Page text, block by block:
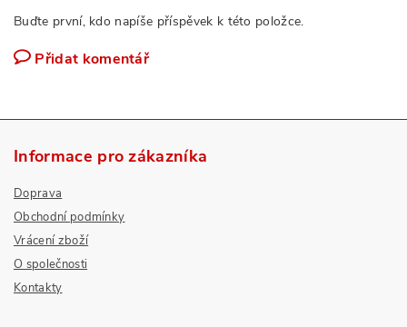
Buďte první, kdo napíše příspěvek k této položce.
Přidat komentář
Informace pro zákazníka
Doprava
Obchodní podmínky
Vrácení zboží
O společnosti
Kontakty